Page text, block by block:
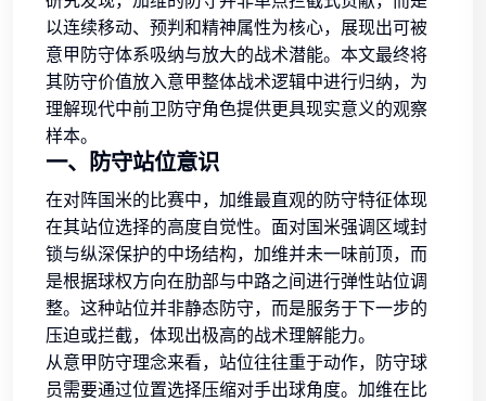
以连续移动、预判和精神属性为核心，展现出可被
意甲防守体系吸纳与放大的战术潜能。本文最终将
其防守价值放入意甲整体战术逻辑中进行归纳，为
理解现代中前卫防守角色提供更具现实意义的观察
样本。
一、防守站位意识
在对阵国米的比赛中，加维最直观的防守特征体现
在其站位选择的高度自觉性。面对国米强调区域封
锁与纵深保护的中场结构，加维并未一味前顶，而
是根据球权方向在肋部与中路之间进行弹性站位调
整。这种站位并非静态防守，而是服务于下一步的
压迫或拦截，体现出极高的战术理解能力。
从意甲防守理念来看，站位往往重于动作，防守球
员需要通过位置选择压缩对手出球角度。加维在比